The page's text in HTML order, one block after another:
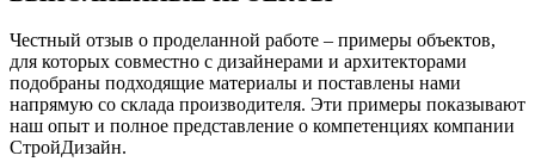
Честный отзыв о проделанной работе – примеры объектов,
для которых совместно с дизайнерами и архитекторами
подобраны подходящие материалы и поставлены нами
напрямую со склада производителя. Эти примеры показывают
наш опыт и полное представление о компетенциях компании
СтройДизайн.